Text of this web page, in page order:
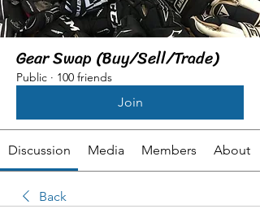
Gear Swap (Buy/Sell/Trade)
Public · 100 friends
Join
Discussion Media Members About
Back